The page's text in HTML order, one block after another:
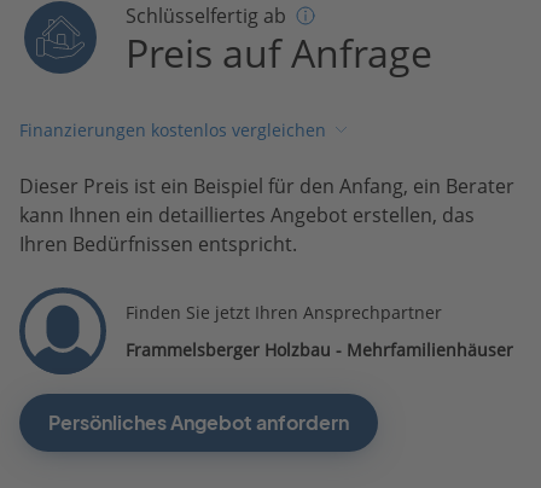
Schlüsselfertig ab
Preis auf Anfrage
Finanzierungen kostenlos vergleichen
Dieser Preis ist ein Beispiel für den Anfang, ein Berater
kann Ihnen ein detailliertes Angebot erstellen, das
Ihren Bedürfnissen entspricht.
Finden Sie jetzt Ihren Ansprechpartner
Frammelsberger Holzbau - Mehrfamilienhäuser
Persönliches Angebot anfordern